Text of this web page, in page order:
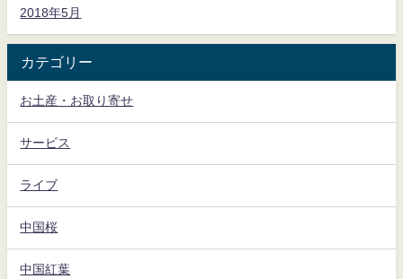
2018年5月
カテゴリー
お土産・お取り寄せ
サービス
ライブ
中国桜
中国紅葉